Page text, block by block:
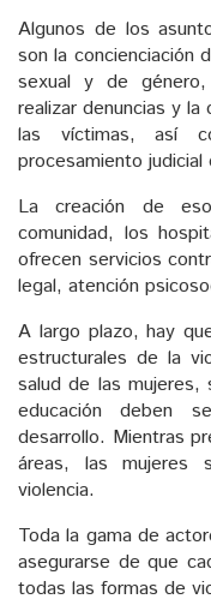
Algunos de los
son la concienciación
sexual y de
realizar denuncias y
las víctimas, así
procesamiento
La creación de
comunidad, los
ofrecen servicios
legal, atención
A largo plazo, hay
estructurales de la
salud de las mujeres,
educación deben
desarrollo. Mientras
áreas, las mujeres
violencia.
Toda la gama de
asegurarse de que
todas las formas de